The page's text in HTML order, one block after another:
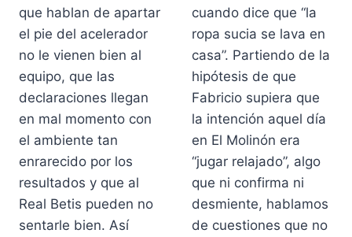
que hablan de apartar
el pie del acelerador
no le vienen bien al
equipo, que las
declaraciones llegan
en mal momento con
el ambiente tan
enrarecido por los
resultados y que al
Real Betis pueden no
sentarle bien. Así
cuando dice que “la
ropa sucia se lava en
casa”. Partiendo de la
hipótesis de que
Fabricio supiera que
la intención aquel día
en El Molinón era
“jugar relajado”, algo
que ni confirma ni
desmiente, hablamos
de cuestiones que no